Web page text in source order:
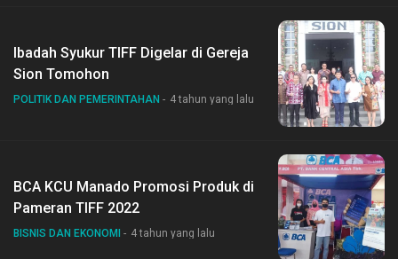
Ibadah Syukur TIFF Digelar di Gereja
Sion Tomohon
POLITIK DAN PEMERINTAHAN 4 tahun yang lalu
BCA KCU Manado Promosi Produk di
Pameran TIFF 2022
BISNIS DAN EKONOMI 4 tahun yang lalu